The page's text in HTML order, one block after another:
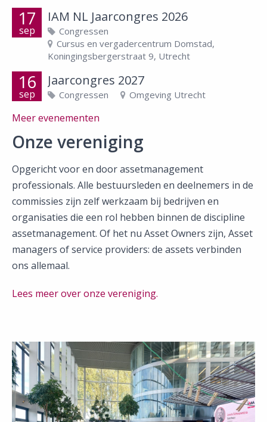
17
sep
IAM NL Jaarcongres 2026
Congressen
Cursus en vergadercentrum Domstad,
Koningingsbergerstraat 9, Utrecht
16
sep
Jaarcongres 2027
Congressen Omgeving Utrecht
Meer evenementen
Onze vereniging
Opgericht voor en door assetmanagement
professionals. Alle bestuursleden en deelnemers in de
commissies zijn zelf werkzaam bij bedrijven en
organisaties die een rol hebben binnen de discipline
assetmanagement. Of het nu Asset Owners zijn, Asset
managers of service providers: de assets verbinden
ons allemaal.
Lees meer over onze vereniging.